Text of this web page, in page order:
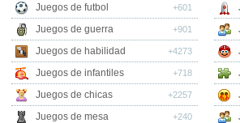
Juegos de futbol +601
Juegos de guerra +901
Juegos de habilidad +4273
Juegos de infantiles +718
Juegos de chicas +2257
Juegos de mesa +240